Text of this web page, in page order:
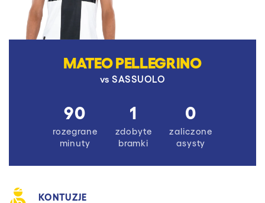
MATEO PELLEGRINO
vsSASSUOLO
90
rozegrane
minuty
1
zdobyte
bramki
0
zaliczone
asysty
KONTUZJE